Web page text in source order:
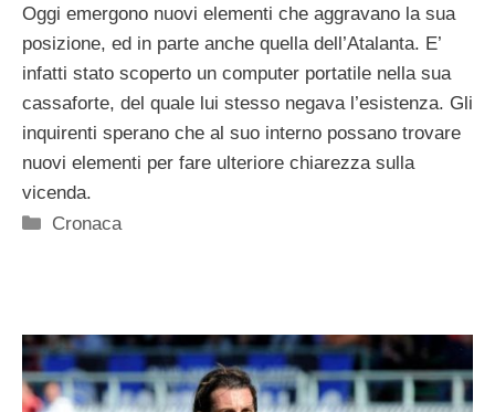
Oggi emergono nuovi elementi che aggravano la sua
posizione, ed in parte anche quella dell’Atalanta. E’
infatti stato scoperto un computer portatile nella sua
cassaforte, del quale lui stesso negava l’esistenza. Gli
inquirenti sperano che al suo interno possano trovare
nuovi elementi per fare ulteriore chiarezza sulla
vicenda.
Categorie
Cronaca